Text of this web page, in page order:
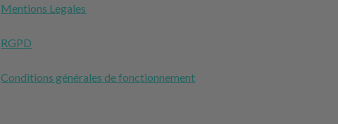
Mentions Legales
RGPD
Conditions générales de fonctionnement